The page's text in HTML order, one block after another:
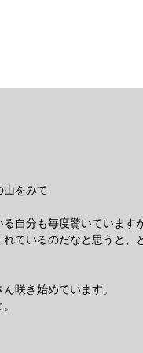
山をみて
自分も毎度驚いていますが
ているのだなと思うと、
咲き始めています。